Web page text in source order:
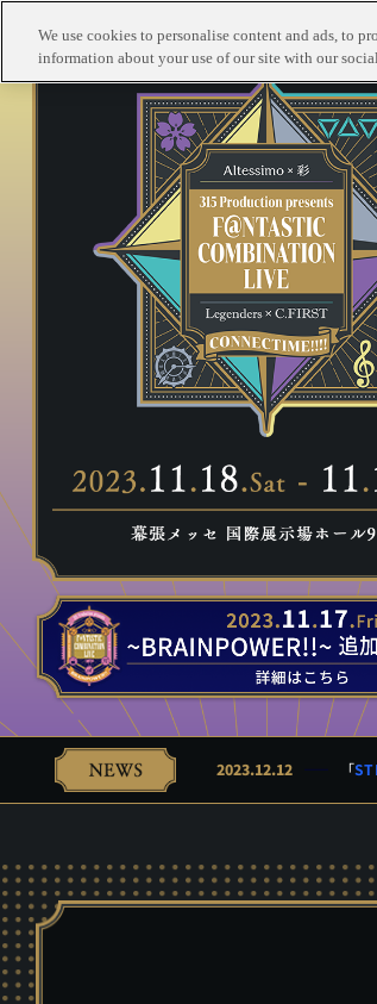
2023.12.12 「
We use cookies to personalise content and ads, to
information about your use of our site with our